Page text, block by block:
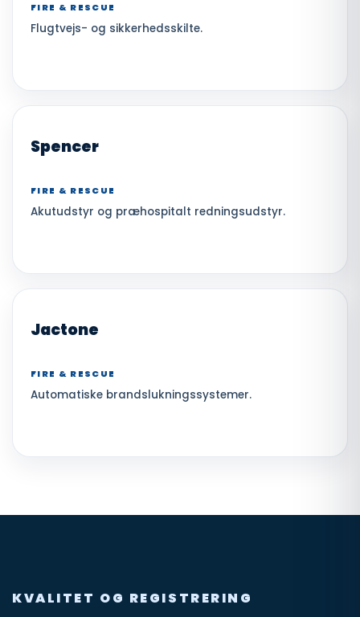
FIRE & RESCUE
Flugtvejs- og sikkerhedsskilte.
Spencer
FIRE & RESCUE
Akutudstyr og præhospitalt redningsudstyr.
Jactone
FIRE & RESCUE
Automatiske brandslukningssystemer.
KVALITET OG REGISTRERING